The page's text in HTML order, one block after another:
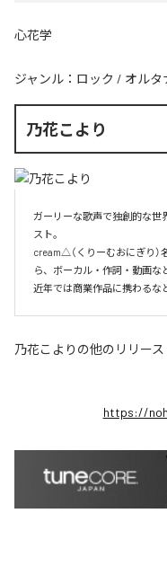
心花学
ジャンル： ロック / オルタ
乃花こより
ガーリーな歌声で独創的な世
スト。
cream△（くりーむおにぎり
ら、ボーカル・作詞・動画な
近年では商業作品に携わるな
乃花こより の他のリリース
https://